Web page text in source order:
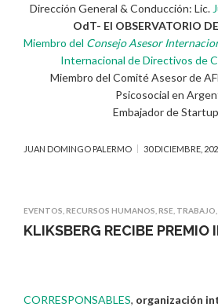
Dirección General & Conducción: Lic.
OdT- El OBSERVATORIO
Miembro del Consejo Asesor
Internacional de Directivos de
Miembro del Comité Asesor de
Psicosocial en
Embajador de
JUAN DOMINGO PALERMO 30 DICIEMBRE,
EVENTOS RECURSOS HUMANOS RSE TRABAJO
KLIKSBERG RECIBE PREMIO
CORRESPONSABLES, organización